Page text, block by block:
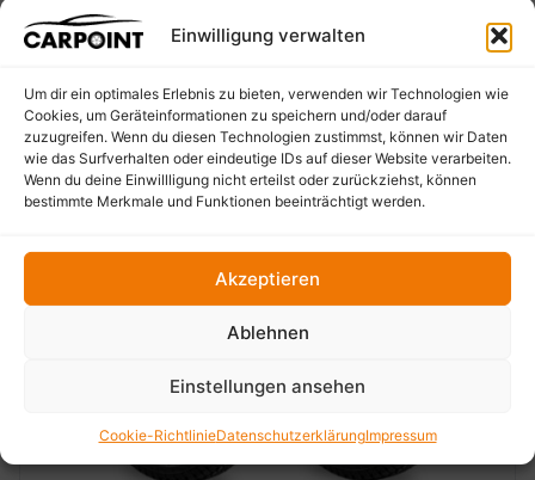
Einwilligung verwalten
Um dir ein optimales Erlebnis zu bieten, verwenden wir Technologien wie
Cookies, um Geräteinformationen zu speichern und/oder darauf
zuzugreifen. Wenn du diesen Technologien zustimmst, können wir Daten
wie das Surfverhalten oder eindeutige IDs auf dieser Website verarbeiten.
Wenn du deine Einwillligung nicht erteilst oder zurückziehst, können
bestimmte Merkmale und Funktionen beeinträchtigt werden.
Akzeptieren
Ablehnen
Einstellungen ansehen
Cookie-RichtlinieDatenschutzerklärungImpressum